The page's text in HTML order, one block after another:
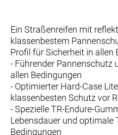
Ein Straßenreifen mit
klassenbestem
Profil für Sicherheit in allen
- Führender Pannenschutz
allen Bedingungen
- Optimierter Hard-Case
klassenbesten Schutz vor
- Spezielle TR-Endure-
Lebensdauer und optimale
Bedingungen